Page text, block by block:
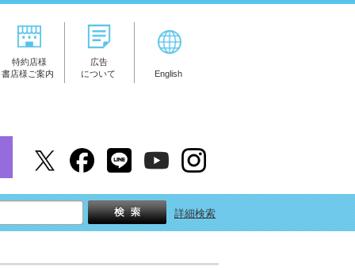
特約店様
書店様ご案内
広告
について
English
詳細検索